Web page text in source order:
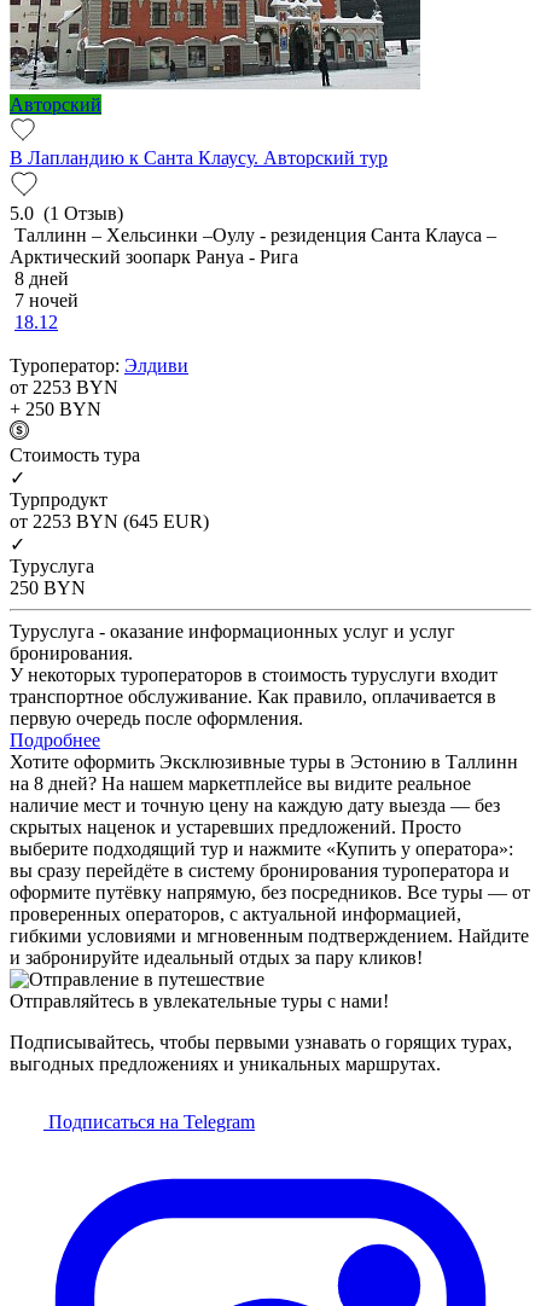
Авторский
В Лапландию к Санта Клаусу. Авторский тур
5.0 (1 Отзыв)
Таллинн – Хельсинки –Оулу - резиденция Санта Клауса –
Арктический зоопарк Рануа - Рига
8 дней
7 ночей
18.12
Туроператор: Элдиви
от 2253 BYN
+ 250 BYN
Cтоимость тура
✓
Турпродукт
от 2253 BYN (645 EUR)
✓
Туруслуга
250 BYN
Туруслуга - оказание информационных услуг и услуг
бронирования.
У некоторых туроператоров в стоимость туруслуги входит
транспортное обслуживание. Как правило, оплачивается в
первую очередь после оформления.
Подробнее
Хотите оформить Эксклюзивные туры в Эстонию в Таллинн
на 8 дней? На нашем маркетплейсе вы видите реальное
наличие мест и точную цену на каждую дату выезда — без
скрытых наценок и устаревших предложений. Просто
выберите подходящий тур и нажмите «Купить у оператора»:
вы сразу перейдёте в систему бронирования туроператора и
оформите путёвку напрямую, без посредников. Все туры — от
проверенных операторов, с актуальной информацией,
гибкими условиями и мгновенным подтверждением. Найдите
и забронируйте идеальный отдых за пару кликов!
Отправляйтесь в увлекательные туры с нами!
Подписывайтесь, чтобы первыми узнавать о горящих турах,
выгодных предложениях и уникальных маршрутах.
Подписаться на Telegram